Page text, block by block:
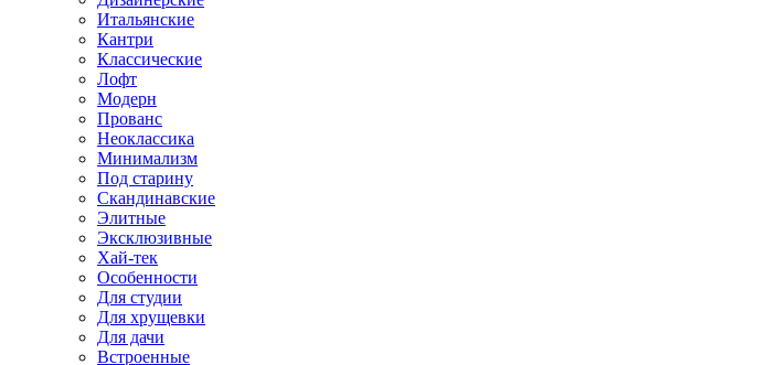
Итальянские
Кантри
Классические
Лофт
Модерн
Прованс
Неоклассика
Минимализм
Под старину
Скандинавские
Элитные
Эксклюзивные
Хай-тек
Особенности
Для студии
Для хрущевки
Для дачи
Встроенные